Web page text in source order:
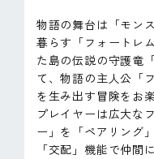
物語の舞台は「モン
暮らす「フォートレ
た島の伝説の守護竜
て、物語の主人公「
を生み出す冒険をお
プレイヤーは広大な
ー」を「ペアリング
「交配」機能で仲間